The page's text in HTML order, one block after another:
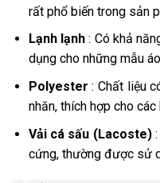
rất phổ biến trong sản
Lạnh lạnh : Có khả
dụng cho những mẫu
Polyester : Chất liệu
nhăn, thích hợp cho
Vải cá sấu (Lacoste):
cứng, thường được sử